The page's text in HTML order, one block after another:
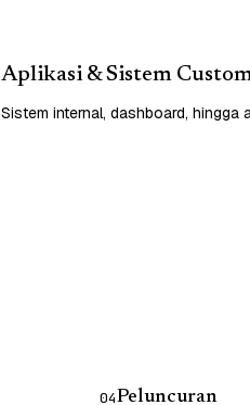
Aplikasi & Sistem
Sistem internal, dashboard, hingga
04Peluncuran